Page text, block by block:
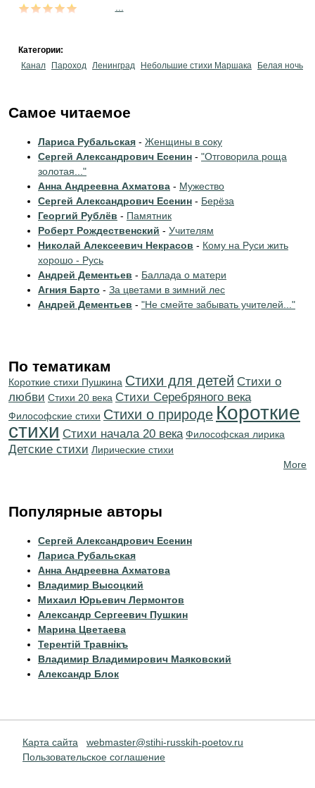
Категории:
Канал
Пароход Ленинград Небольшие стихи Маршака Белая ночь
Самое читаемое
Лариса Рубальская - Женщины в соку
Сергей Александрович Есенин - "Отговорила роща
золотая..."
Анна Андреевна Ахматова - Мужество
Сергей Александрович Есенин - Берёза
Георгий Рублёв - Памятник
Роберт Рождественский - Учителям
Николай Алексеевич Некрасов - Кому на Руси жить
хорошо - Русь
Андрей Дементьев - Баллада о матери
Агния Барто - За цветами в зимний лес
Андрей Дементьев - "Не смейте забывать учителей..."
По тематикам
Короткие стихи Пушкина Стихи для детей Стихи о
любви Стихи 20 века Cтихи Серебряного века
Философские стихи Стихи о природе Короткие
стихи Cтихи начала 20 века Философская лирика
Детские стихи Лирические стихи
More
Популярные авторы
Сергей Александрович Есенин
Лариса Рубальская
Анна Андреевна Ахматова
Владимир Высоцкий
Михаил Юрьевич Лермонтов
Александр Сергеевич Пушкин
Марина Цветаева
Терентiй Травнiкъ
Владимир Владимирович Маяковский
Александр Блок
Карта сайта
webmaster@stihi-russkih-poetov.ru
Пользовательское соглашение